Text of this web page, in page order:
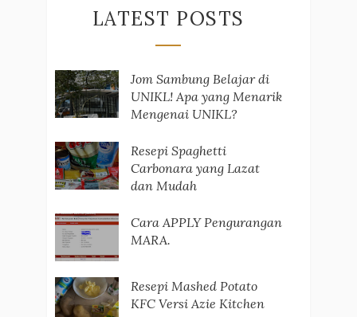
LATEST POSTS
Jom Sambung Belajar di
UNIKL! Apa yang Menarik
Mengenai UNIKL?
Resepi Spaghetti
Carbonara yang Lazat
dan Mudah
Cara APPLY Pengurangan
MARA.
Resepi Mashed Potato
KFC Versi Azie Kitchen